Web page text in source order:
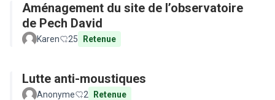
Aménagement du site de l’observatoire
de Pech David
Karen 25 Retenue
Lutte anti-moustiques
Anonyme 2 Retenue